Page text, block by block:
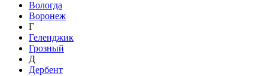
Вологда
Воронеж
Г
Геленджик
Грозный
Д
Дербент